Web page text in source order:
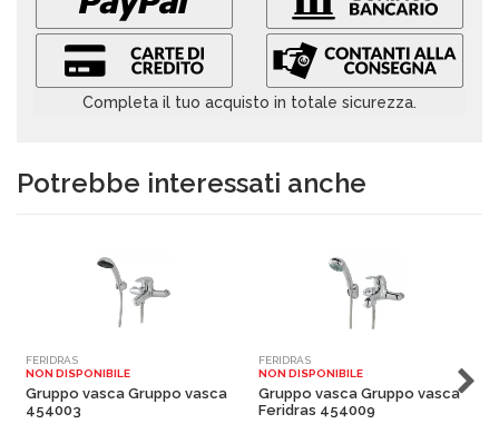
Completa il tuo acquisto in totale sicurezza.
Potrebbe interessati anche
FERIDRAS
NON DISPONIBILE
Gruppo vasca Gruppo vasca
454003
FERIDRAS
NON DISPONIBILE
Gruppo vasca Gruppo vasca
Feridras 454009